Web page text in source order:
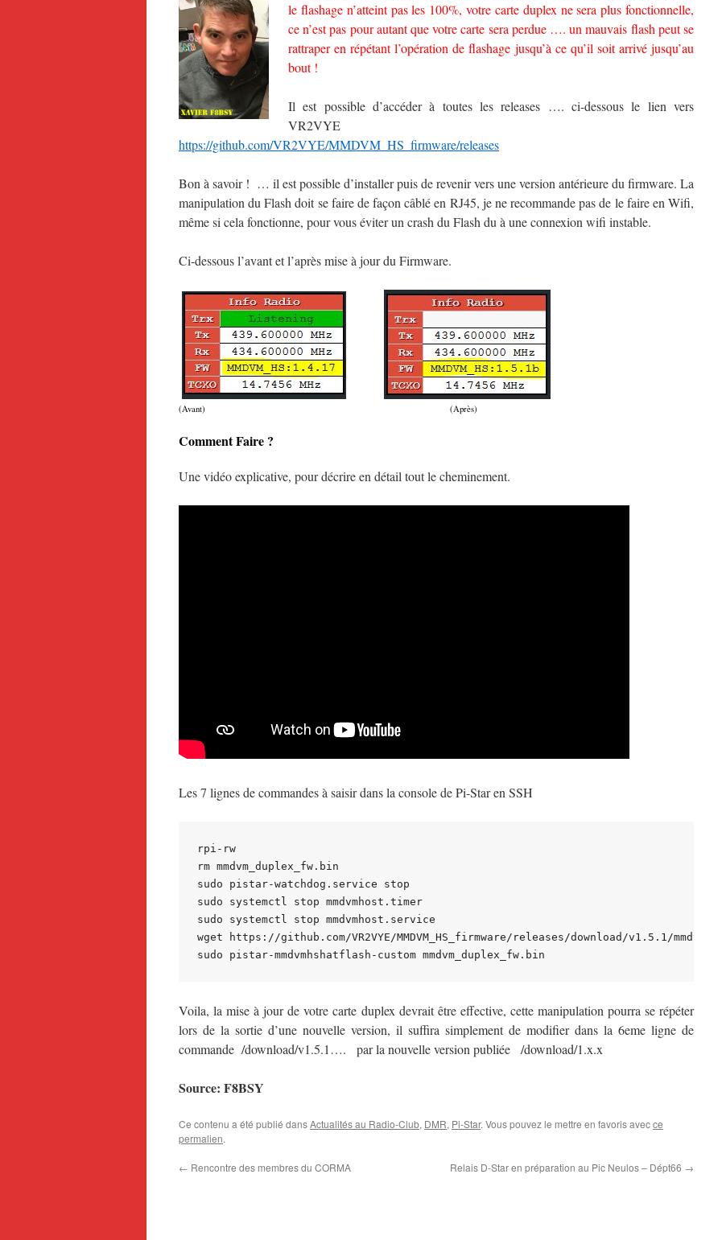
le flashage n’atteint pas les 100%, votre carte duplex ne sera plus fonctionnelle,
ce n’est pas pour autant que votre carte sera perdue …. un mauvais flash peut se
rattraper en répétant l’opération de flashage jusqu’à ce qu’il soit arrivé jusqu’au
bout !
Il est possible d’accéder à toutes les releases …. ci-dessous le lien vers
VR2VYE
https://github.com/VR2VYE/MMDVM_HS_firmware/releases
Bon à savoir ! … il est possible d’installer puis de revenir vers une version antérieure du firmware. La
manipulation du Flash doit se faire de façon câblé en RJ45, je ne recommande pas de le faire en Wifi,
même si cela fonctionne, pour vous éviter un crash du Flash du à une connexion wifi instable.
Ci-dessous l’avant et l’après mise à jour du Firmware.
(Avant) (Après)
Comment Faire ?
Une vidéo explicative, pour décrire en détail tout le cheminement.
Les 7 lignes de commandes à saisir dans la console de Pi-Star en SSH
rpi-rw
rm mmdvm_duplex_fw.bin
sudo pistar-watchdog.service stop
sudo systemctl stop mmdvmhost.timer
sudo systemctl stop mmdvmhost.service
wget https://github.com/VR2VYE/MMDVM_HS_firmware/releases/download/v1.5.1/
Voila, la mise à jour de votre carte duplex devrait être effective, cette manipulation pourra se répéter
lors de la sortie d’une nouvelle version, il suffira simplement de modifier dans la 6eme ligne de
commande /download/v1.5.1…. par la nouvelle version publiée /download/1.x.x
Source: F8BSY
Ce contenu a été publié dansActualités au Radio-Club, DMR, Pi-Star. Vous pouvez le mettre en favoris avecce
permalien.
← Rencontre des membres du CORMA Relais D-Star en préparation au Pic Neulos – Dépt66 →